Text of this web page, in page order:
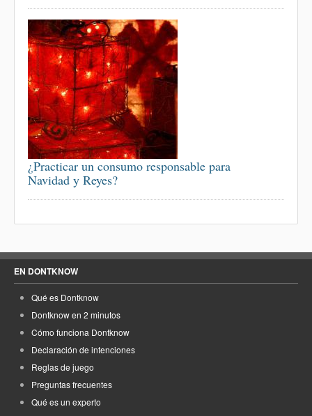
¿Practicar un consumo responsable para
Navidad y Reyes?
EN DONTKNOW
Qué es Dontknow
Dontknow en 2 minutos
Cómo funciona Dontknow
Declaración de intenciones
Reglas de juego
Preguntas frecuentes
Qué es un experto